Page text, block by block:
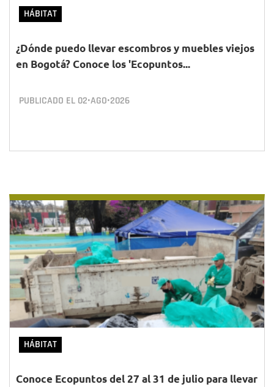
HÁBITAT
¿Dónde puedo llevar escombros y muebles viejos
en Bogotá? Conoce los 'Ecopuntos...
PUBLICADO EL 02•AGO•2026
HÁBITAT
Conoce Ecopuntos del 27 al 31 de julio para llevar